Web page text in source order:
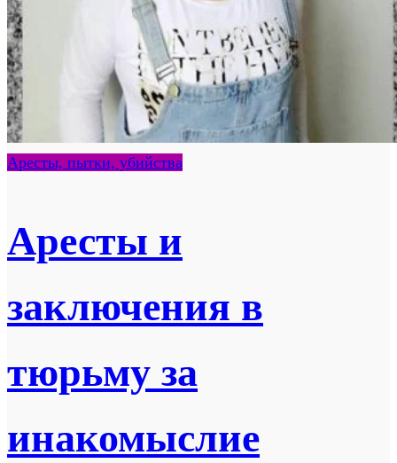
Аресты, пытки, убийства
Аресты и
заключения в
тюрьму за
инакомыслие